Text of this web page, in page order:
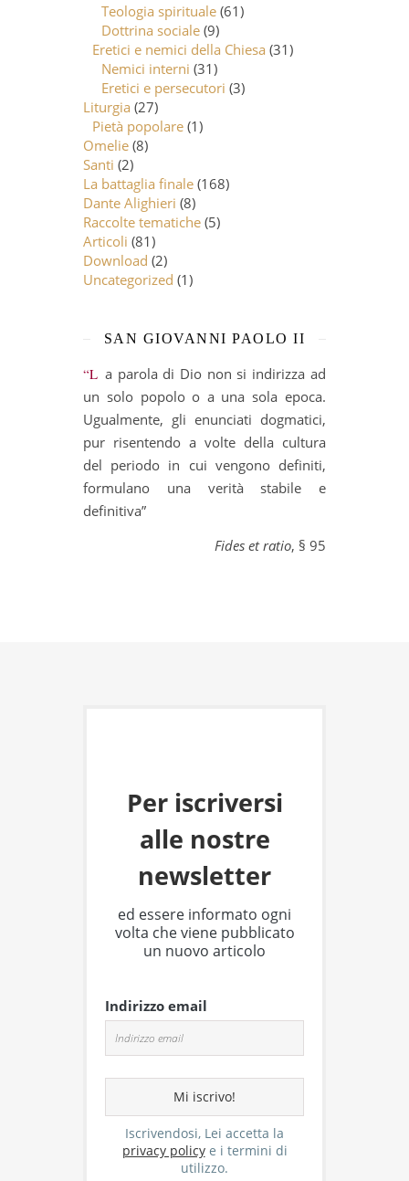
Teologia spirituale (61)
Dottrina sociale (9)
Eretici e nemici della Chiesa (31)
Nemici interni (31)
Eretici e persecutori (3)
Liturgia (27)
Pietà popolare (1)
Omelie (8)
Santi (2)
La battaglia finale (168)
Dante Alighieri (8)
Raccolte tematiche (5)
Articoli (81)
Download (2)
Uncategorized (1)
SAN GIOVANNI PAOLO II
“La parola di Dio non si indirizza ad
un solo popolo o a una sola epoca.
Ugualmente, gli enunciati dogmatici,
pur risentendo a volte della cultura
del periodo in cui vengono definiti,
formulano una verità stabile e
definitiva”
Fides et ratio, § 95
Per iscriversi
alle nostre
newsletter
ed essere informato ogni
volta che viene pubblicato
un nuovo articolo
Indirizzo email
Iscrivendosi, Lei accetta la
privacy policye i termini di
utilizzo.